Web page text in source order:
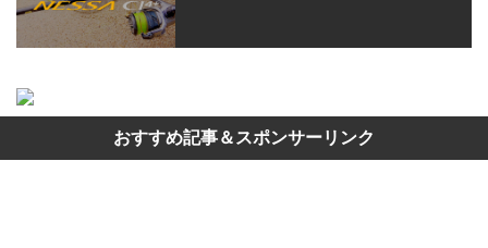
おすすめ記事＆スポンサーリンク